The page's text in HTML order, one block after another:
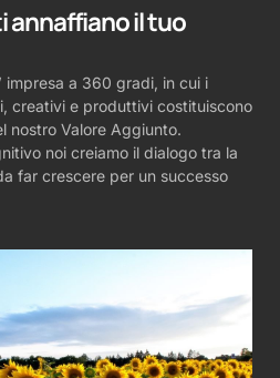
annaffiano il tuo
impresa a 360 gradi, in cui i
creativi e produttivi costituiscono
nostro Valore Aggiunto.
noi creiamo il dialogo tra la
far crescere per un successo